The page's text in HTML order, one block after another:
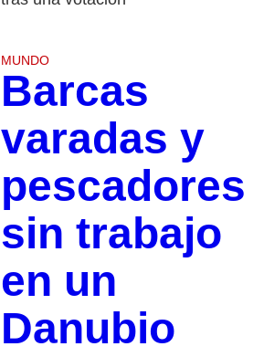
MUNDO
Barcas
varadas y
pescadores
sin trabajo
en un
Danubio